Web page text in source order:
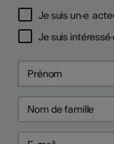
Je suis un·e
Je suis